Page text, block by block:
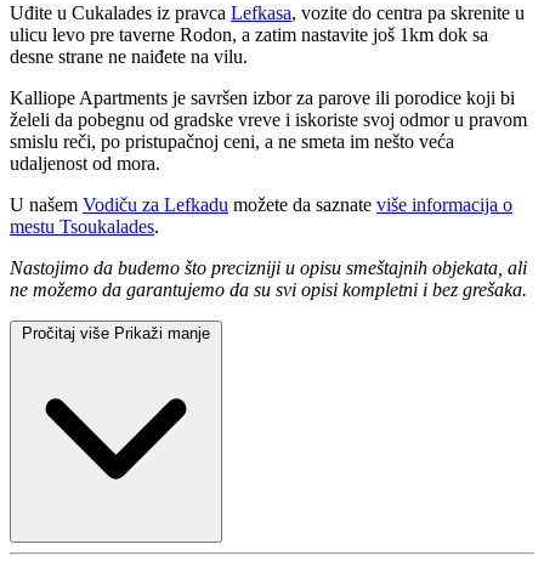
Uđite u Cukalades iz pravca Lefkasa, vozite do centra pa skrenite u
ulicu levo pre taverne Rodon, a zatim nastavite još 1km dok sa
desne strane ne naiđete na vilu.
Kalliope Apartments je savršen izbor za parove ili porodice koji bi
želeli da pobegnu od gradske vreve i iskoriste svoj odmor u pravom
smislu reči, po pristupačnoj ceni, a ne smeta im nešto veća
udaljenost od mora.
U našem Vodiču za Lefkadu možete da saznate više informacija o
mestu Tsoukalades.
Nastojimo da budemo što precizniji u opisu smeštajnih objekata, ali
ne možemo da garantujemo da su svi opisi kompletni i bez grešaka.
Pročitaj više Prikaži manje